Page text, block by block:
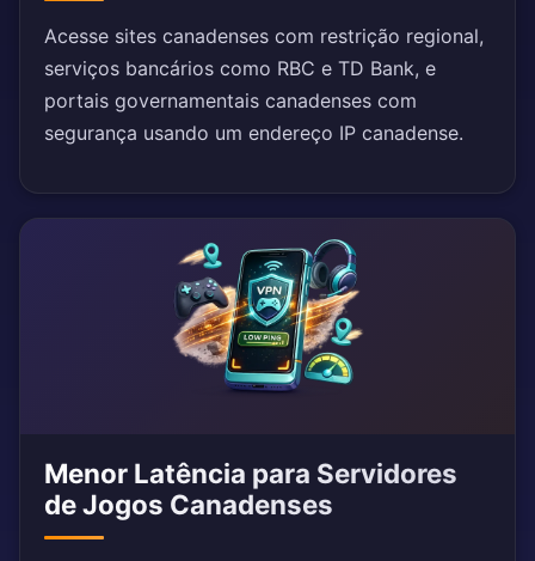
Acesse sites canadenses com restrição regional,
serviços bancários como RBC e TD Bank, e
portais governamentais canadenses com
segurança usando um endereço IP canadense.
Menor Latência para Servidores
de Jogos Canadenses